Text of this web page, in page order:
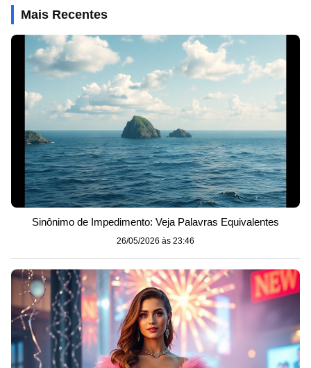
Mais Recentes
Sinônimo de Impedimento: Veja Palavras Equivalentes
26/05/2026 às 23:46